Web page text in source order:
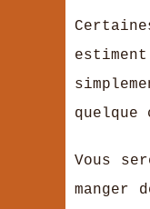
quelque
Vous